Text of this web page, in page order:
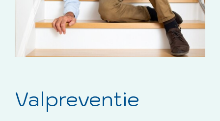
Valpreventie